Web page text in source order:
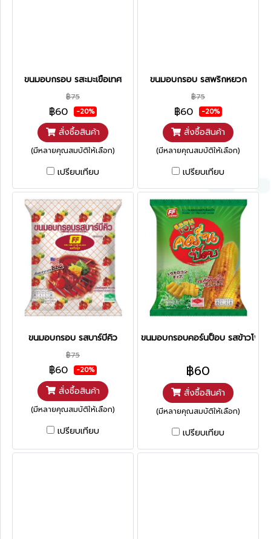
ขนมอบกรอบ รสะมะเขือเทศ
฿75
฿60 -20%
สั่งซื้อสินค้า
(มีหลายคุณสมบัติให้เลือก)
เปรียบเทียบ
ขนมอบกรอบ รสพริกหยวก
฿75
฿60 -20%
สั่งซื้อสินค้า
(มีหลายคุณสมบัติให้เลือก)
เปรียบเทียบ
ขนมอบกรอบ รสบาร์บีคิว
฿75
฿60 -20%
สั่งซื้อสินค้า
(มีหลายคุณสมบัติให้เลือก)
เปรียบเทียบ
ขนมอบกรอบคอร์นป็อบ รสข้าวโพด
฿60
สั่งซื้อสินค้า
(มีหลายคุณสมบัติให้เลือก)
เปรียบเทียบ